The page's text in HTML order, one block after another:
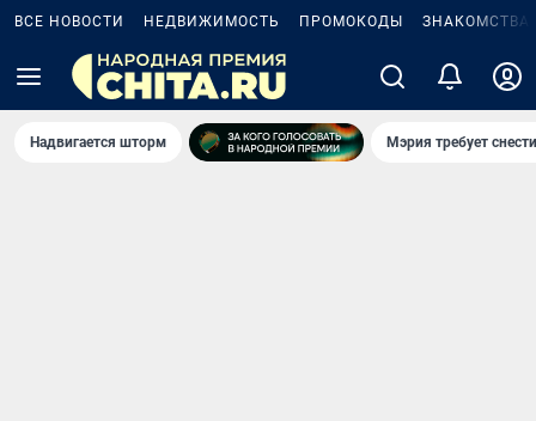
ВСЕ НОВОСТИ НЕДВИЖИМОСТЬ ПРОМОКОДЫ ЗНАКОМСТВА
Надвигается шторм Мэрия требует